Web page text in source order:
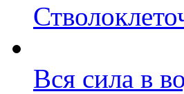
Вся сила в